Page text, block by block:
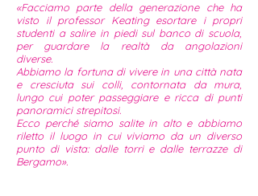
«Facciamo parte della generazione che ha
visto il professor Keating esortare i propri
studenti a salire in piedi sul banco di scuola,
per guardare la realtà da angolazioni
diverse.
Abbiamo la fortuna di vivere in una città nata
e cresciuta sui colli, contornata da mura,
lungo cui poter passeggiare e ricca di punti
panoramici strepitosi.
Ecco perché siamo salite in alto e abbiamo
riletto il luogo in cui viviamo da un diverso
punto di vista: dalle torri e dalle terrazze di
Bergamo».